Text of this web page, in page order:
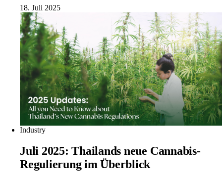
18. Juli 2025
Industry
Juli 2025: Thailands neue Cannabis-
Regulierung im Überblick